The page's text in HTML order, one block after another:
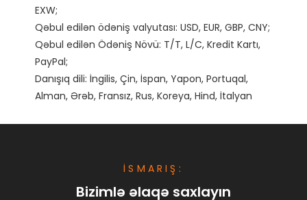
EXW;
Qəbul edilən ödəniş valyutası: USD, EUR, GBP, CNY;
Qəbul edilən Ödəniş Növü: T/T, L/C, Kredit Kartı,
PayPal;
Danışıq dili: İngilis, Çin, İspan, Yapon, Portuqal,
İSMARIŞ:
Bizimlə əlaqə saxlayın